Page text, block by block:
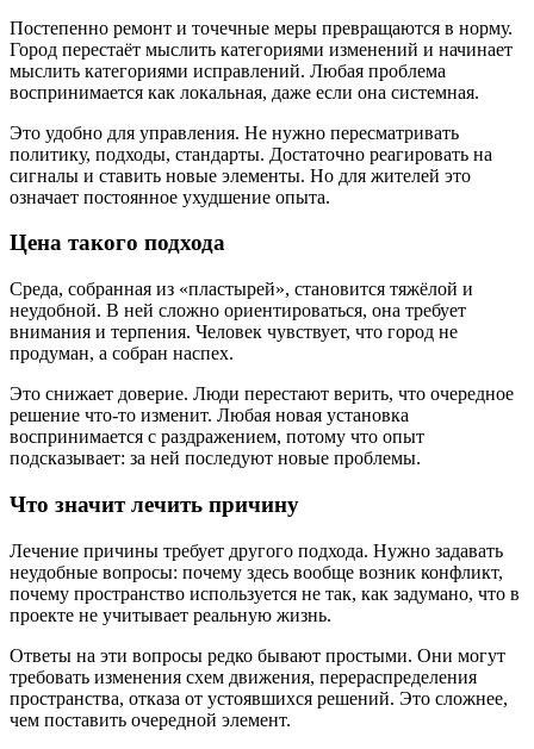
Постепенно ремонт и точечные меры превращаются в норму.
Город перестаёт мыслить категориями изменений и начинает
мыслить категориями исправлений. Любая проблема
воспринимается как локальная, даже если она системная.
Это удобно для управления. Не нужно пересматривать
политику, подходы, стандарты. Достаточно реагировать на
сигналы и ставить новые элементы. Но для жителей это
означает постоянное ухудшение опыта.
Цена такого подхода
Среда, собранная из «пластырей», становится тяжёлой и
неудобной. В ней сложно ориентироваться, она требует
внимания и терпения. Человек чувствует, что город не
продуман, а собран наспех.
Это снижает доверие. Люди перестают верить, что очередное
решение что-то изменит. Любая новая установка
воспринимается с раздражением, потому что опыт
подсказывает: за ней последуют новые проблемы.
Что значит лечить причину
Лечение причины требует другого подхода. Нужно задавать
неудобные вопросы: почему здесь вообще возник конфликт,
почему пространство используется не так, как задумано, что в
проекте не учитывает реальную жизнь.
Ответы на эти вопросы редко бывают простыми. Они могут
требовать изменения схем движения, перераспределения
пространства, отказа от устоявшихся решений. Это сложнее,
чем поставить очередной элемент.